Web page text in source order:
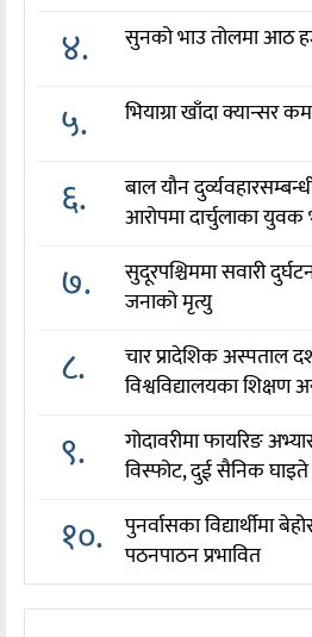
४. सुनको भाउ तोलमा आठ
५. भियाग्रा खाँदा क्यान्सर
६.
बाल यौन
आरोपमा दार्चुलाका युवक
७.
सुदूरपश्चिममा सवारी
जनाको मृत्यु
८.
चार प्रादेशिक अस्पताल
विश्वविद्यालयका शिक्षण
९.
गोदावरीमा फायरिङ
विस्फोट, दुई सैनिक घाइते
१०.
पुनर्वासका विद्यार्थीमा
पठनपाठन प्रभावित